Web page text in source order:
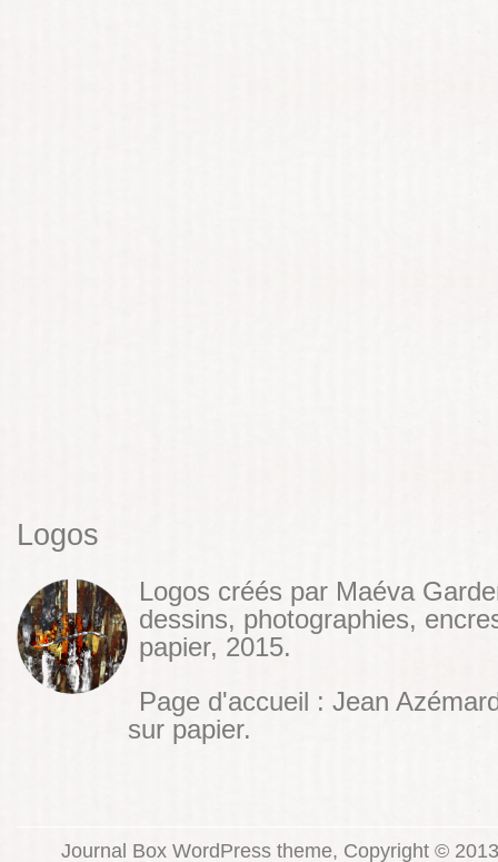
Logos
Logos créés par Maéva
dessins, photographies,
papier, 2015.
Page d'accueil : Jean
sur papier.
Journal Box WordPress theme, Copyright ©